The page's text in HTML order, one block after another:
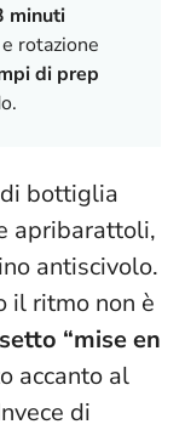
minuti
e rotazione
di prep
bottiglia
apribarattoli,
antiscivolo.
il ritmo non è
“mise en
accanto al
di